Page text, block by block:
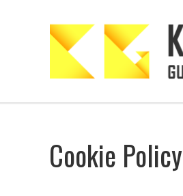
Cookie Policy